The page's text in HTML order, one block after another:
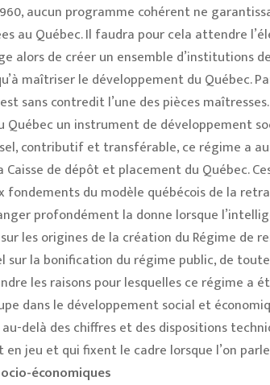
aucun programme cohérent ne
au Québec. Il faudra pour cela attendre
alors de créer un ensemble d’institutions
maîtriser le développement du Québec.
sans contredit l’une des pièces
Québec un instrument de développement
contributif et transférable, ce régime a
de dépôt et placement du Québec.
fondements du modèle québécois de la
profondément la donne lorsque
les origines de la création du Régime de
sur la bonification du régime public, de
les raisons pour lesquelles ce régime a
dans le développement social et
delà des chiffres et des dispositions
en jeu et qui fixent le cadre lorsque l’on
économiques